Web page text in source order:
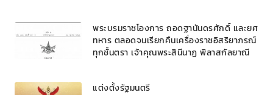
พระบรมราชโองการ ถอดฐานันดรศักดิ์ และยศ
ทหาร ตลอดจนเรียกคืนเครื่องราชอิสริยาภรณ์
ทุกชั้นตรา เจ้าคุณพระสินีนาฏ พิลาสกัลยาณี
แต่งตั้งรัฐมนตรี